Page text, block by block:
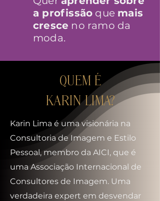
a profissão que mais
cresce no ramo da
moda.
QUEM É
KARIN LIMA?
Karin Lima é uma visionária na
Consultoria de Imagem e Estilo
Pessoal, membro da AICI, que é
uma Associação Internacional de
Consultores de Imagem. Uma
verdadeira expert em desvendar